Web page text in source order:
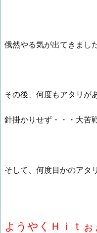
俄然やる気が出てきまし
その後、何度もアタリが
針掛かりせず・・・大苦
そして、何度目かのアタ
ようやくＨｉｔぉ